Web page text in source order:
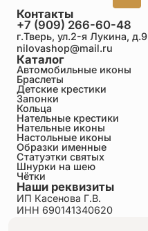
Каталог
Автомобильные иконы
Браслеты
Детские крестики
Запонки
Кольца
Нательные крестики
Нательные иконы
Настольные иконы
Образки именные
Статуэтки святых
Шнурки на шею
Чётки
Контакты
+7 (909) 266-60-48
г.Тверь, ул.2-я Лукина, д.9
nilovashop@mail.ru
Наши реквизиты
ИП Касенова Г.В.
ИНН 690141340620